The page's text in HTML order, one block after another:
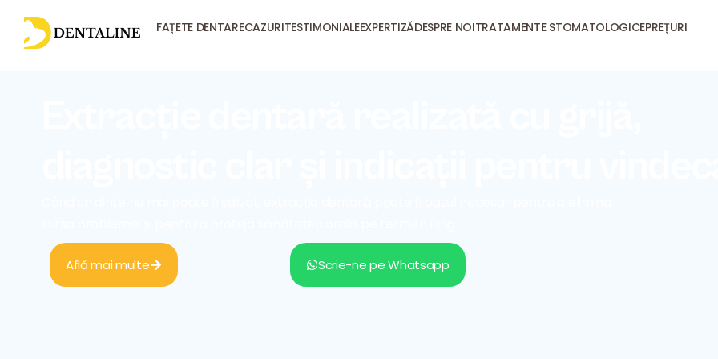
FAȚETE DENTARECAZURITESTIMONIALEEXPERTIZĂDESPRE NOITRATAMENTE STOMATOLOGICEPREȚURI
Află mai multe Scrie-ne pe Whatsapp